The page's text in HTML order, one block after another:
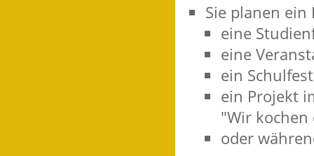
Sie planen ein
eine
eine
ein
ein Projekt
"Wir
oder